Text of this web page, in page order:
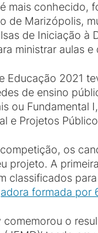
mais conhecido,
de Marizópolis,
de Iniciação à
ministrar aulas
Educação 2021
de ensino
ou Fundamental
e Projetos
os
projeto. A
classificados
formada por
o